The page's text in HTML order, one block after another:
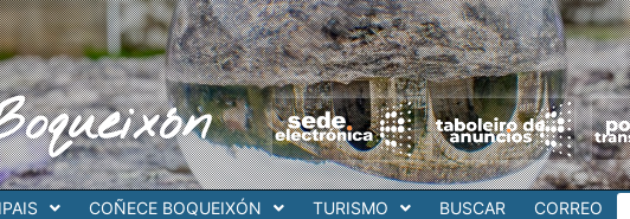
COÑECE BOQUEIXÓN TURISMO BUSCAR CORREO